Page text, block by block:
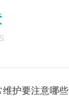
护要注意哪些细节